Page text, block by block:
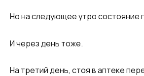
Но на следующее утро состояние
И через день тоже.
На третий день, стоя в аптеке